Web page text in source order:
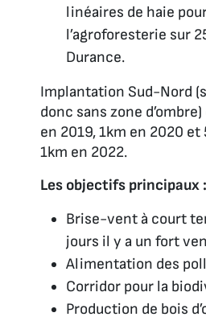
linéaires de haie
l’agroforesterie sur
Durance.
Implantation Sud-Nord
donc sans zone
en 2019, 1km en 2020
1km en 2022.
Les objectifs principaux :
Brise-vent à court
jours il y a un fort
Alimentation des
Corridor pour la
Production de bois